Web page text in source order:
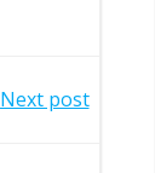
Next post